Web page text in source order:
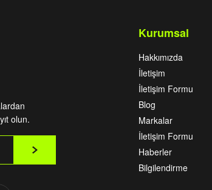
olun.
Kurumsal
Hakkımızda
İletişim
İletişim Formu
Blog
Markalar
İletişim Formu
Haberler
Bilgilendirme